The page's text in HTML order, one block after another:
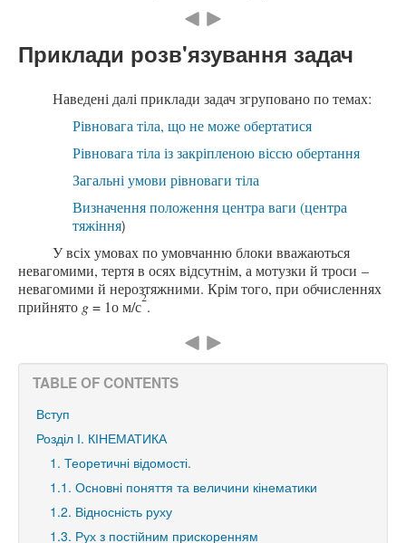
Приклади розв'язування задач
Наведені далі приклади задач згруповано по темах:
Рівновага тіла, що не може обертатися
Рівновага тіла із закріпленою віссю обертання
Загальні умови рівноваги тіла
Визначення положення центра ваги (центра
тяжіння)
У всіх умовах по умовчанню блоки вважаються
невагомими, тертя в осях відсутнім, а мотузки й троси –
невагомими й нерозтяжними. Крім того, при обчисленнях
прийнято g= 1о м/с
2
.
TABLE OF CONTENTS
Вступ
Розділ І. КІНЕМАТИКА
1. Теоретичні відомості.
1.1. Основні поняття та величини кінематики
1.2. Відносність руху
1.3. Рух з постійним прискоренням